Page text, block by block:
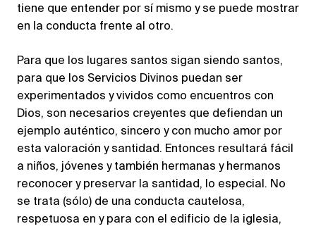
tiene que entender por sí mismo y se puede mostrar
en la conducta frente al otro.
Para que los lugares santos sigan siendo santos,
para que los Servicios Divinos puedan ser
experimentados y vividos como encuentros con
Dios, son necesarios creyentes que defiendan un
ejemplo auténtico, sincero y con mucho amor por
esta valoración y santidad. Entonces resultará fácil
a niños, jóvenes y también hermanas y hermanos
reconocer y preservar la santidad, lo especial. No
se trata (sólo) de una conducta cautelosa,
respetuosa en y para con el edificio de la iglesia,